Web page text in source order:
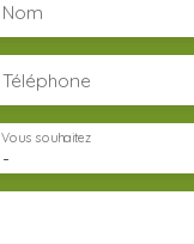
Nom
Téléphone
-
Vous souhaitez